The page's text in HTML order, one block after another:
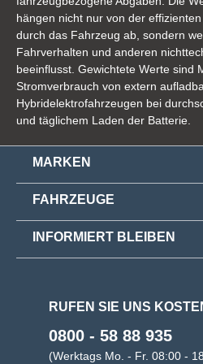
hängen nicht nur von der
durch das Fahrzeug ab, sondern
Fahrverhalten und anderen
beeinflusst. Gewichtete Werte sind
Stromverbrauch von extern
Hybridelektrofahrzeugen bei
und täglichem Laden der Batterie.
MARKEN
FAHRZEUGE
INFORMIERT BLEIBEN
RUFEN SIE UNS
0800 - 58 88 935
(Werktags Mo. - Fr. 08:00 -